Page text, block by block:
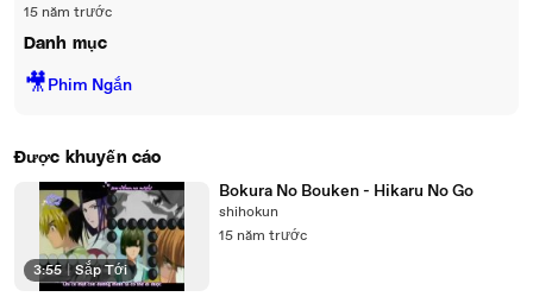
15 năm trước
Danh mục
🎥Phim Ngắn
Được khuyến cáo
3:55 | Sắp Tới
Bokura No Bouken - Hikaru No Go
shihokun
15 năm trước